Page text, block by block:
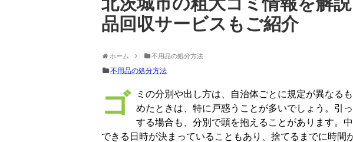
品回収サービスもご紹介
ホーム 不用品の処分方法
不用品の処分方法
ゴミの分別や出し方は、自治体ごとに規定が異なるものです。新しい地域に住み始 めたときは、特に戸惑うことが多いでしょう。引
する場合も、分別で頭を抱えることがあります。
できる日時が決まっていることもあり、捨てるまでに時間